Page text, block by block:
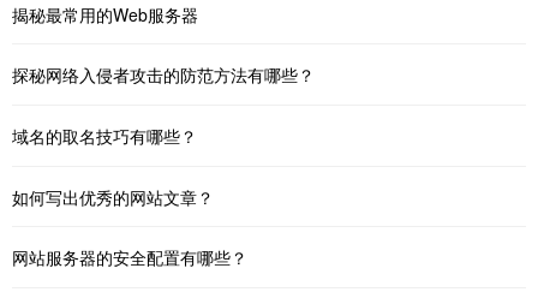
揭秘最常用的Web服务器
探秘网络入侵者攻击的防范方法有哪些？
域名的取名技巧有哪些？
如何写出优秀的网站文章？
网站服务器的安全配置有哪些？